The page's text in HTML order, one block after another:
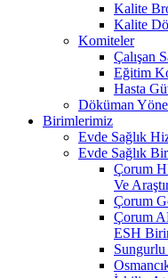
Kalite
Kalite
Komiteler
Çalışan
Eğitim
Hasta
Döküman
Birimlerimiz
Evde Sağlık
Evde Sağlık
Çorum
Ve
Çorum
Çorum
ESH